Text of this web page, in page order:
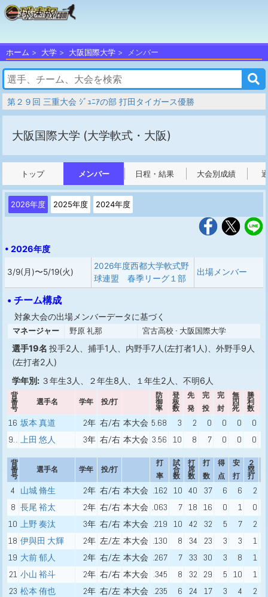
ホーム 大学 大阪国際大学 メンバー
第２９回 三重大会 ｼﾞｭﾆｱの部 打田タイガース優勝
大阪国際大学 (大学軟式・大阪)
トップ メンバー 日程・結果 大会別成績
2026年度 2025年度 2024年度
• 2026年度
3/9(月)〜5/19(火)
2026年度西都大学軟式野
球連盟 春季リーグ１部
出場メンバー
• チーム構成
対象大会の出場メンバーデータに基づく
マネージャー
野原 礼那
宮古高校 - 大阪国際大学
選手19名 投手2人、捕手1人、内野手7人(左打者1人)、外野手9人
(左打者2人)
学年別: ３年生3人、２年生8人、１年生2人、不明6人
背
番
号
選手名 学年 投/打
防
御
率
登
板
数
先
発
完
投
完
封
無
四
死
勝
利
数
16 坂本 真道 2年 右/右 本大会 5.68 3 2 0 0 0 0
98 上田 悠人 3年 右/右 本大会 3.56 10 8 7 0 0 0
背
番
号
選手名 学年 投/打
打
率
試
合
数
打
席
数
打
数
得
点
安
打
２
塁
打
4 山城 脩生 2年 右/右 本大会 .162 10 40 37 6 6 2
8 長尾 裕太 2年 右/右 本大会 .063 7 18 16 0 1 0
10 上野 奏汰 3年 右/右 本大会 .219 10 42 32 5 7 2
18 伊與田 大輝 2年 左/左 本大会 .130 8 34 23 3 3 1
19 大前 郁人 2年 右/左 本大会 .267 7 33 30 3 8 1
21 小山 裕斗 2年 右/右 本大会 .345 8 32 29 5 10
1
23 松本 侑也 2年 右/左 本大会 .235 6 24 17 3 4 2